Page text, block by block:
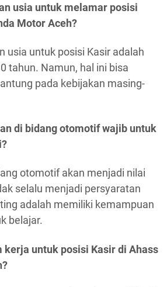
usia untuk melamar posisi
Motor Aceh?
usia untuk posisi Kasir adalah
tahun. Namun, hal ini bisa
pada kebijakan masing-
di bidang otomotif wajib untuk
otomotif akan menjadi nilai
selalu menjadi persyaratan
adalah memiliki kemampuan
belajar.
kerja untuk posisi Kasir di Ahass